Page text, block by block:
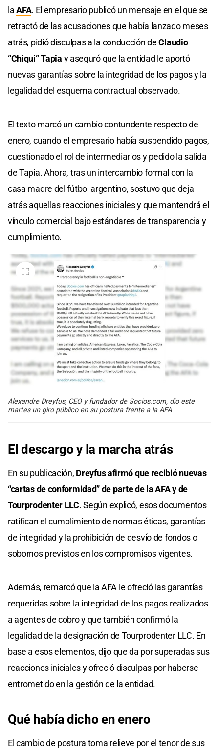
laAFA. El empresario publicó un mensaje en el que se
retractó de las acusaciones que había lanzado meses
atrás, pidió disculpas a la conducción deClaudio
“Chiqui” Tapia y aseguró que la entidad le aportó
nuevas garantías sobre la integridad de los pagos y la
legalidad del esquema contractual observado.
El texto marcó un cambio contundente respecto de
enero, cuando el empresario había suspendido pagos,
cuestionado el rol de intermediarios y pedido la salida
de Tapia. Ahora, tras un intercambio formal con la
casa madre del fútbol argentino, sostuvo que deja
atrás aquellas reacciones iniciales y que mantendrá el
vínculo comercial bajo estándares de transparencia y
cumplimiento.
Alexandre Dreyfus, CEO y fundador de Socios.com, dio este
martes un giro público en su postura frente a la AFA
El descargo y la marcha atrás
En su publicación, Dreyfus afirmó que recibió nuevas
“cartas de conformidad” de parte de la AFA y de
Tourprodenter LLC. Según explicó, esos documentos
ratifican el cumplimiento de normas éticas, garantías
de integridad y la prohibición de desvío de fondos o
sobornos previstos en los compromisos vigentes.
Además, remarcó que la AFA le ofreció las garantías
requeridas sobre la integridad de los pagos realizados
a agentes de cobro y que también confirmó la
legalidad de la designación de Tourprodenter LLC. En
base a esos elementos, dijo que da por superadas sus
reacciones iniciales y ofreció disculpas por haberse
entrometido en la gestión de la entidad.
Qué había dicho en enero
El cambio de postura toma relieve por el tenor de sus